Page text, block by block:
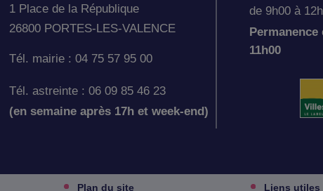
1 Place de la République
26800 PORTES-LES-VALENCE
Tél. mairie : 04 75 57 95 00
Tél. astreinte : 06 09 85 46 23
(en semaine après 17h et week-end)
de 9h00 à
11h00
Plan du site Liens utiles